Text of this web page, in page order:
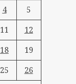
4
5
11
12
18
19
25
26